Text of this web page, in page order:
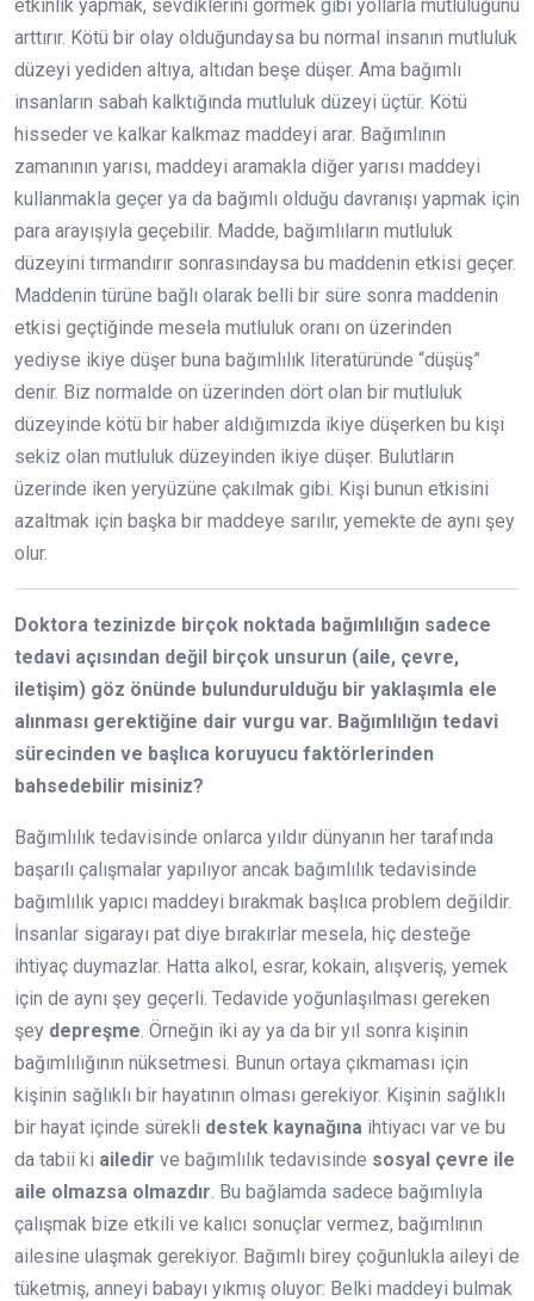
etkinlik yapmak, sevdiklerini görmek gibi yollarla mutluluğunu
arttırır. Kötü bir olay olduğundaysa bu normal insanın mutluluk
düzeyi yediden altıya, altıdan beşe düşer. Ama bağımlı
insanların sabah kalktığında mutluluk düzeyi üçtür. Kötü
hisseder ve kalkar kalkmaz maddeyi arar. Bağımlının
zamanının yarısı, maddeyi aramakla diğer yarısı maddeyi
kullanmakla geçer ya da bağımlı olduğu davranışı yapmak için
para arayışıyla geçebilir. Madde, bağımlıların mutluluk
düzeyini tırmandırır sonrasındaysa bu maddenin etkisi geçer.
Maddenin türüne bağlı olarak belli bir süre sonra maddenin
etkisi geçtiğinde mesela mutluluk oranı on üzerinden
yediyse ikiye düşer buna bağımlılık literatüründe “düşüş”
denir. Biz normalde on üzerinden dört olan bir mutluluk
düzeyinde kötü bir haber aldığımızda ikiye düşerken bu kişi
sekiz olan mutluluk düzeyinden ikiye düşer. Bulutların
üzerinde iken yeryüzüne çakılmak gibi. Kişi bunun etkisini
azaltmak için başka bir maddeye sarılır, yemekte de aynı şey
olur.
Doktora tezinizde birçok noktada bağımlılığın sadece
tedavi açısından değil birçok unsurun (aile, çevre,
iletişim) göz önünde bulundurulduğu bir yaklaşımla ele
alınması gerektiğine dair vurgu var. Bağımlılığın tedavi
sürecinden ve başlıca koruyucu faktörlerinden
bahsedebilir misiniz?
Bağımlılık tedavisinde onlarca yıldır dünyanın her tarafında
başarılı çalışmalar yapılıyor ancak bağımlılık tedavisinde
bağımlılık yapıcı maddeyi bırakmak başlıca problem değildir.
İnsanlar sigarayı pat diye bırakırlar mesela, hiç desteğe
ihtiyaç duymazlar. Hatta alkol, esrar, kokain, alışveriş, yemek
için de aynı şey geçerli. Tedavide yoğunlaşılması gereken
şey depreşme . Örneğin iki ay ya da bir yıl sonra kişinin
bağımlılığının nüksetmesi. Bunun ortaya çıkmaması için
kişinin sağlıklı bir hayatının olması gerekiyor. Kişinin sağlıklı
bir hayat içinde sürekli destek kaynağına ihtiyacı var ve bu
da tabii ki ailedir ve bağımlılık tedavisinde sosyal çevre ile
aile olmazsa olmazdır . Bu bağlamda sadece bağımlıyla
çalışmak bize etkili ve kalıcı sonuçlar vermez, bağımlının
ailesine ulaşmak gerekiyor. Bağımlı birey çoğunlukla aileyi de
tüketmiş, anneyi babayı yıkmış oluyor: Belki maddeyi bulmak